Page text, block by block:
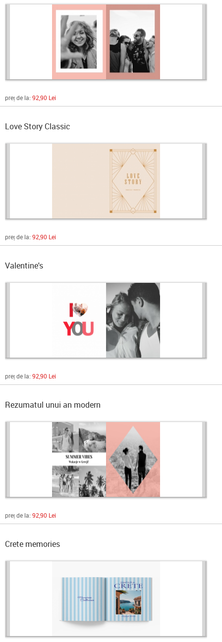
preț de la: 92,90 Lei
Love Story Classic
preț de la: 92,90 Lei
Valentine's
preț de la: 92,90 Lei
Rezumatul unui an modern
preț de la: 92,90 Lei
Crete memories